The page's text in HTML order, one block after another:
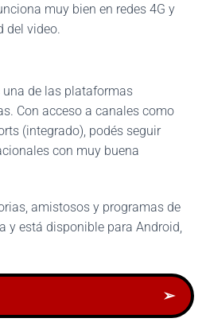
muy bien en redes 4G y
del video.
una de las plataformas
Con acceso a canales como
(integrado), podés seguir
con muy buena
amistosos y programas de
y está disponible para Android,
➢